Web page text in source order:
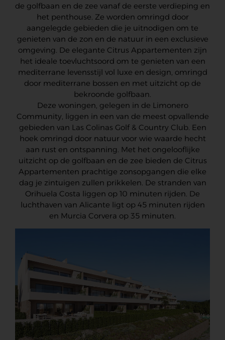
de golfbaan en de zee vanaf de eerste verdieping en
het penthouse. Ze worden omringd door
aangelegde gebieden die je uitnodigen om te
genieten van de zon en de natuur in een exclusieve
omgeving. De elegante Citrus Appartementen zijn
het ideale toevluchtsoord om te genieten van een
mediterrane levensstijl vol luxe en design, omringd
door mediterrane bossen en met uitzicht op de
bekroonde golfbaan.
Deze woningen, gelegen in de Limonero
Community, liggen in een van de meest opvallende
gebieden van Las Colinas Golf & Country Club. Een
hoek omringd door natuur voor wie waarde hecht
aan rust en ontspanning. Met het ongelooflijke
uitzicht op de golfbaan en de zee bieden de Citrus
Appartementen prachtige zonsopgangen die elke
dag je zintuigen zullen prikkelen. De stranden van
Orihuela Costa liggen op 10 minuten rijden. De
luchthaven van Alicante ligt op 45 minuten rijden
en Murcia Corvera op 35 minuten.